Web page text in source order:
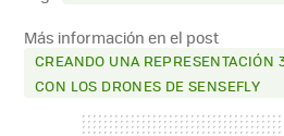
Más información en el post
CREANDO UNA REPRESENTACIÓN
CON LOS DRONES DE SENSEFLY